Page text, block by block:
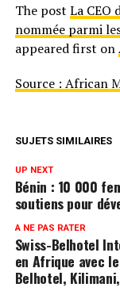
The post La CEO
nommée parmi
appeared first on
Source : African
SUJETS SIMILAIRES
UP NEXT
Bénin : 10 000
soutiens pour
A NE PAS RATER
Swiss-Belhotel
en Afrique avec
Belhotel,